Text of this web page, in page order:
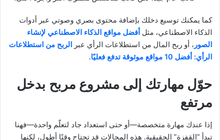
كما يمكنك توسيع دخلك بإضافة محتوى بصري وصوتي عبر أدوات
الذكاء الاصطناعي، مثل أفضل مواقع الذكاء الاصطناعي لإنشاء
الصور ، أو ربح المال من استطلاعات الرأي عبر
الربح من استطلاعات
الرأي: أفضل 10 مواقع موثوقة تدفع فعليًا
.
حوّل مهارتك إلى مشروع مربح بدخل
مرتفع
إذا عندك مهارة متخصصة—أو حتى استعداد جاد لتعلّم واحدة—فهنا
تبدأ “القفزة” الحقيقية. هذه المجالات قد تحتاج وقتًا أطول، لكنها